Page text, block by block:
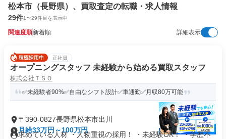
松本市（長野県）、買取査定の転職・求人情報
29件1〜29件目を表示中
関連度順新着順 詳細表示
正社員
オープニングスタッフ 未経験から始める買取スタッフ
株式会社ＴＳＯ
✅未経験者90%✅自由なシフト設計✅車通勤✅月収80万可能
〒390-0827長野県松本市出川
月給33万円～100万円
求めている人材 ・人物重視の採用！ ・未経験OK！ ・学歴不